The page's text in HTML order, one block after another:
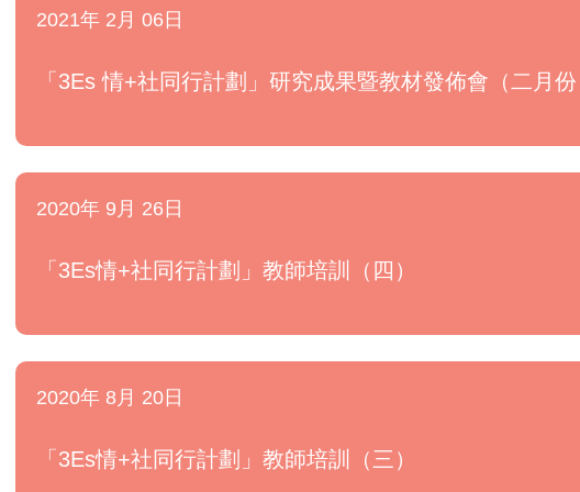
2021年 2月 06日
「3Es 情+社同行計劃」研究成果暨教材發佈會（二月份
2020年 9月 26日
「3Es情+社同行計劃」教師培訓（四）
2020年 8月 20日
「3Es情+社同行計劃」教師培訓（三）